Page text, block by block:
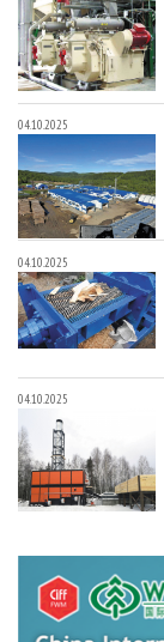
04.10.2025
04.10.2025
04.10.2025